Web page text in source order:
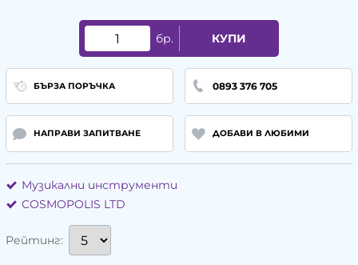
бр. КУПИ
БЪРЗА ПОРЪЧКА 0893 376 705
НАПРАВИ ЗАПИТВАНЕ ДОБАВИ В ЛЮБИМИ
Музикални инструменти
COSMOPOLIS LTD
Рейтинг: